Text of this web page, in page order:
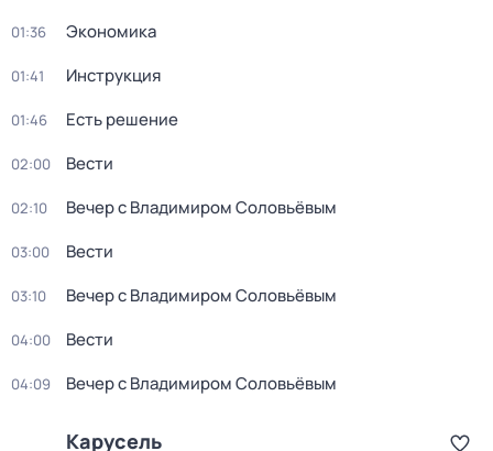
01:36 Экономика
01:41 Инструкция
01:46 Есть решение
02:00 Вести
02:10 Вечер с Владимиром Соловьёвым
03:00 Вести
03:10 Вечер с Владимиром Соловьёвым
04:00 Вести
04:09 Вечер с Владимиром Соловьёвым
Карусель